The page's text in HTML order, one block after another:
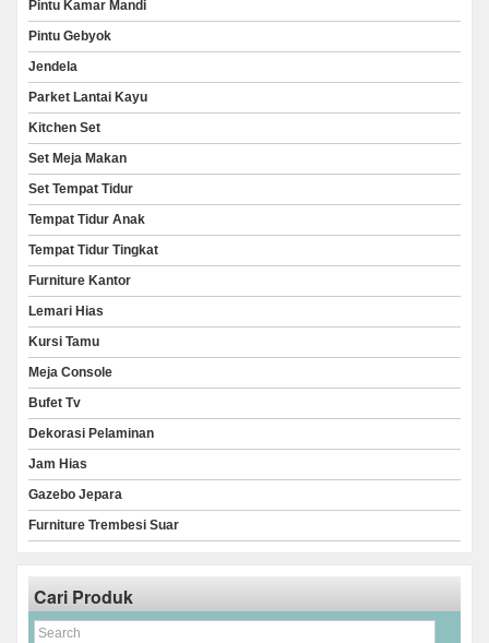
Pintu Kamar Mandi
Pintu Gebyok
Jendela
Parket Lantai Kayu
Kitchen Set
Set Meja Makan
Set Tempat Tidur
Tempat Tidur Anak
Tempat Tidur Tingkat
Furniture Kantor
Lemari Hias
Kursi Tamu
Meja Console
Bufet Tv
Dekorasi Pelaminan
Jam Hias
Gazebo Jepara
Furniture Trembesi Suar
Cari Produk